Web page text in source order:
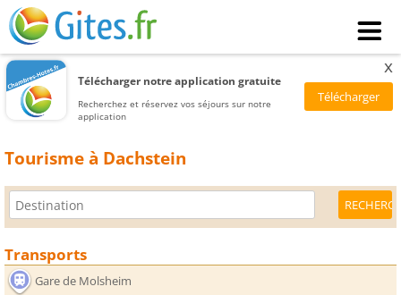
Télécharger notre application gratuite
Recherchez et réservez vos séjours sur notre
application
x
Tourisme à Dachstein
Transports
Gare de Molsheim